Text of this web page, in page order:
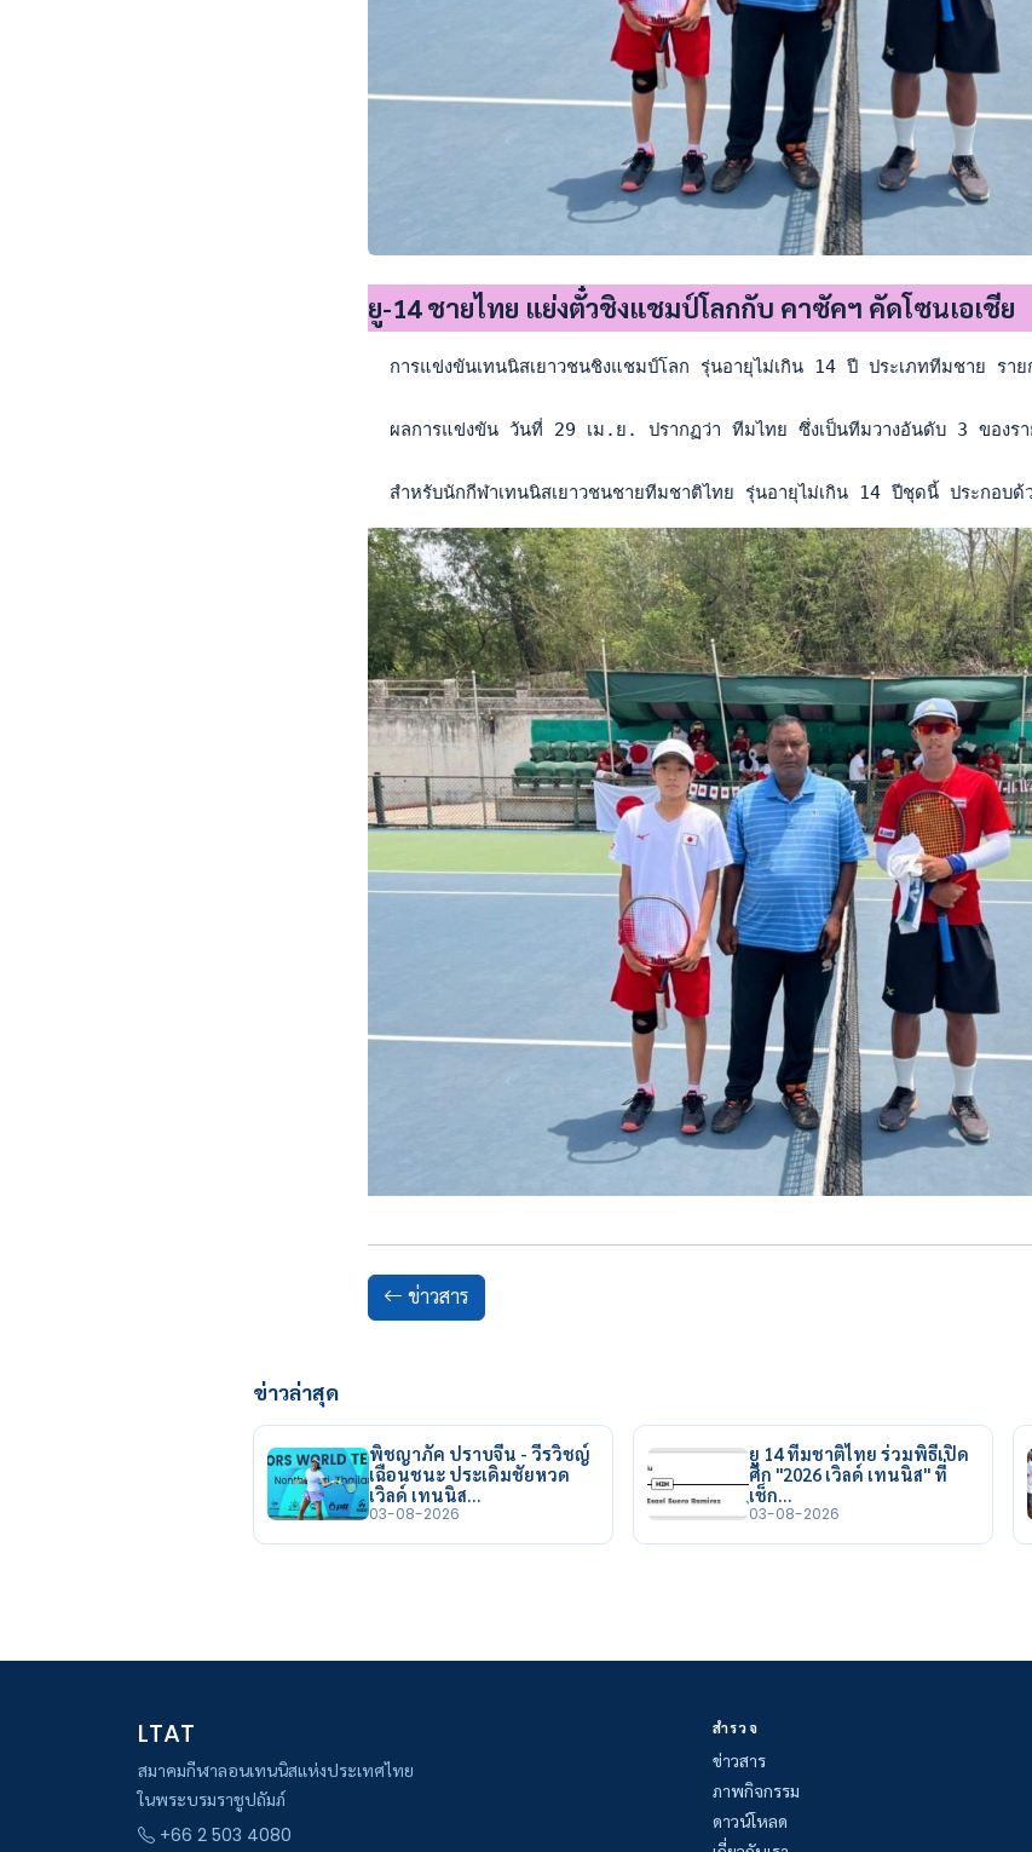
ยู-14 ชายไทย แย่งตั๋วชิงแชมป์โลกกับ คาซัคฯ คัดโซนเอเชีย
การแข่งขันเทนนิสเยาวชนชิงแชมป์โลก รุ่นอายุไม่เกิน 14 ปี ประเภททีมชาย ร
ผลการแข่งขัน วันที่ 29 เม.ย. ปรากฏว่า ทีมไทย ซึ่งเป็นทีมวางอันดับ 3 ขอ
สำหรับนักกีฬาเทนนิสเยาวชนชายทีมชาติไทย รุ่นอายุไม่เกิน 14 ปีชุดนี้ ประกอ
ข่าวสาร
ข่าวล่าสุด
พิชญาภัค ปราบจีน - วีรวิชญ์
เฉือนชนะ ประเดิมชัยหวด
เวิลด์ เทนนิส…
03-08-2026
ยู 14 ทีมชาติไทย ร่วมพิธีเปิด
ศึก "2026 เวิลด์ เทนนิส" ที่
เช็ก…
03-08-2026
LTAT
สมาคมกีฬาลอนเทนนิสแห่งประเทศไทย
ในพระบรมราชูปถัมภ์
+66 2 503 4080
สำรวจ
ข่าวสาร
ภาพกิจกรรม
ดาวน์โหลด